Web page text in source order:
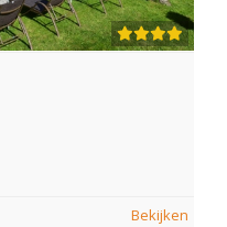
Bekijken